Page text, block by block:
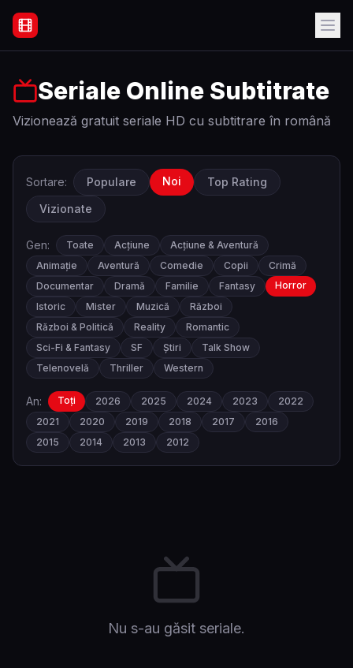
Filme Online Subtitrate - Acasă
Seriale Online Subtitrate
Vizionează gratuit seriale HD cu subtitrare în română
Sortare: Populare Noi
Top Rating
Vizionate
Gen: Toate Acțiune
Acțiune & Aventură
Animație
Aventură Comedie Copii
Crimă
Documentar
Dramă Familie Fantasy
Horror
Istoric
Mister Muzică
Război
Război & Politică
Reality
Romantic
Sci-Fi & Fantasy
SF Știri
Talk Show
Telenovelă
Thriller Western
An: Toți 2026 2025 2024 2023
2022
2021
2020 2019 2018 2017
2016
2015
2014 2013 2012
Nu s-au găsit seriale.